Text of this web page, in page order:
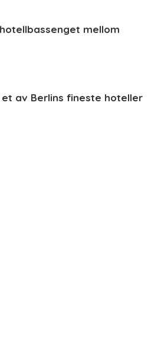
mellom
av Berlins fineste hoteller